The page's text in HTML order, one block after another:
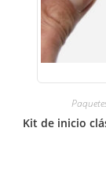
Kit de inicio